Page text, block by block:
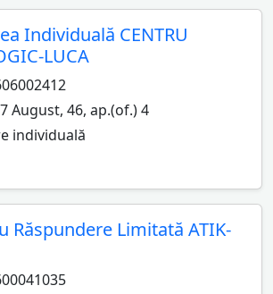
Individuală CENTRU
LUCA
August, 46, ap.(of.) 4
individuală
Răspundere Limitată ATIK-